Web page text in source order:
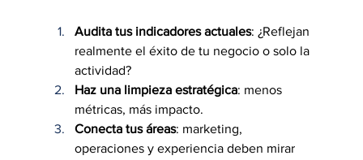
Audita tus indicadores actuales: ¿Reflejan
realmente el éxito de tu negocio o solo la
actividad?
Haz una limpieza estratégica: menos
métricas, más impacto.
Conecta tus áreas: marketing,
operaciones y experiencia deben mirar